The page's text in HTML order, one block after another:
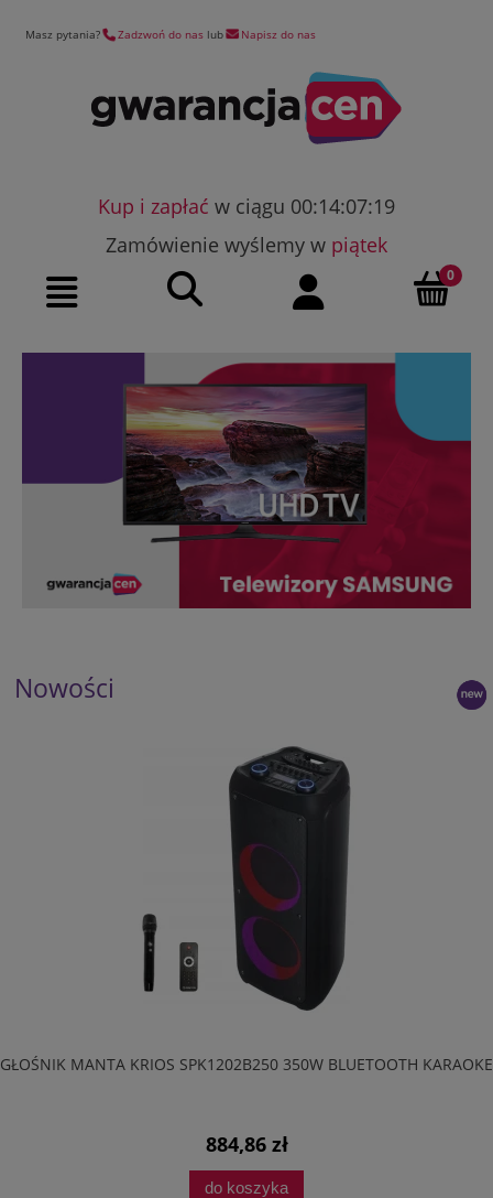
Masz pytania? Zadzwoń do nas lub Napisz do nas
Kup i zapłać w ciągu 00:14:07:18
Zamówienie wyślemy w piątek
Nowości
GŁOŚNIK MANTA KRIOS SPK1202B250 350W BLUETOOTH KARAOKE
884,86 zł
do koszyka